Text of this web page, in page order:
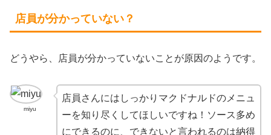
店員が分かっていない？
どうやら、店員が分かっていないことが原因のようです。
miyu
店員さんにはしっかりマクドナルドのメニュ
ーを知り尽くしてほしいですね！ソース多め
にできるのに、できないと言われるのは納得